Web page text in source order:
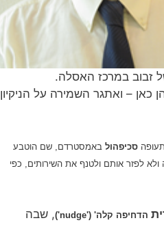
זבוב במרכז האסלה.
– ואתגר השמירה על הניקיון
סכיפהול באמסטרדם, שם הוטבע
לפזר אותם ולטנף את השירותים, כפי
הדחיפה קלה' ('nudge')
, שבה